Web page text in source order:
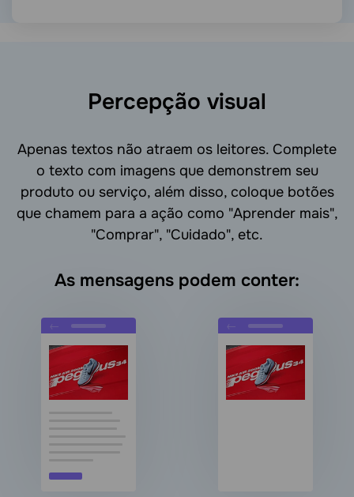
Percepção visual
Apenas textos não atraem os leitores. Complete
o texto com imagens que demonstrem seu
produto ou serviço, além disso, coloque botões
que chamem para a ação como "Aprender mais",
"Comprar", "Cuidado", etc.
As mensagens podem conter: